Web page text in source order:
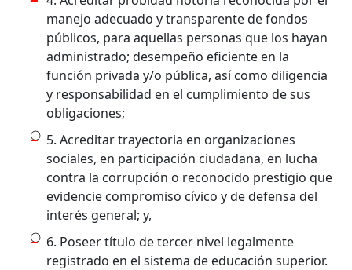
manejo adecuado y transparente de fondos
públicos, para aquellas personas que los hayan
administrado; desempeño eficiente en la
función privada y/o pública, así como diligencia
y responsabilidad en el cumplimiento de sus
obligaciones;
5. Acreditar trayectoria en organizaciones
sociales, en participación ciudadana, en lucha
contra la corrupción o reconocido prestigio que
evidencie compromiso cívico y de defensa del
interés general; y,
6. Poseer título de tercer nivel legalmente
registrado en el sistema de educación superior.